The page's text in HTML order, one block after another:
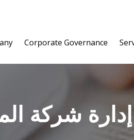
Corporate Governance
شركة